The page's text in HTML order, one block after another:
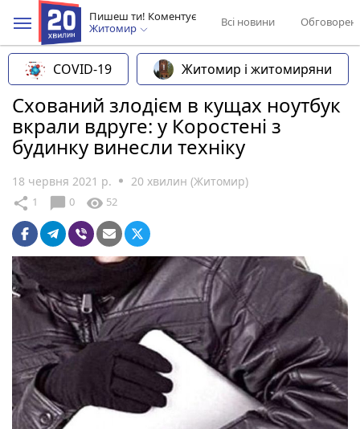
Пишеш ти! Коментує
Житомир
Всі новини
COVID-19 Житомир і житомиряни
Схований злодієм в кущах ноутбук
вкрали вдруге: у Коростені з
будинку винесли техніку
18 червня 2021 р. 20 хвилин (Житомир)
share 1 chat_bubble 0 visibility 52